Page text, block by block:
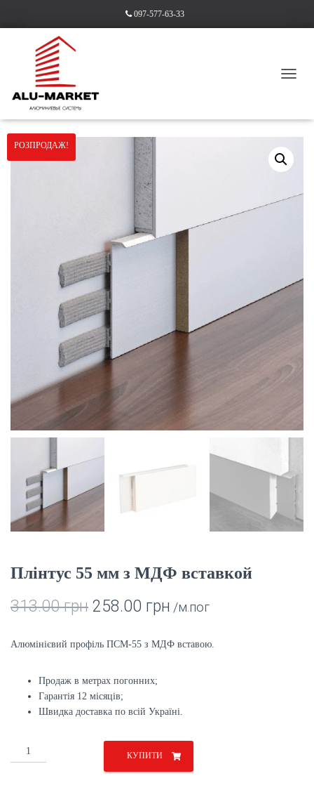
097-577-63-33
Е
М
К
Н
А
Головна/Без категорії
РОЗПРОДАЖ!
Плінтус 55 мм з МДФ вставкой
313.00грн 258.00 грн /м.пог
Алюмінієвий профіль ПСМ-55 з МДФ вставою.
Продаж в метрах погонних;
Гарантія 12 місяців;
Швидка доставка по всій Україні.
Плінтус
55
КУПИТИ